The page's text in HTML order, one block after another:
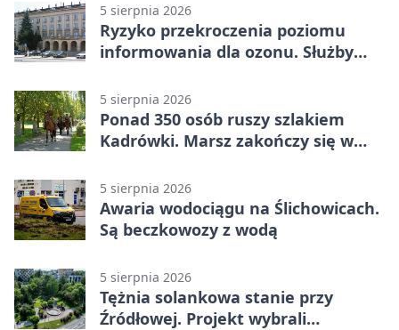
5 sierpnia 2026
Ryzyko przekroczenia poziomu
informowania dla ozonu. Służby
5 sierpnia 2026
Ponad 350 osób ruszy szlakiem
Kadrówki. Marsz zakończy się w
5 sierpnia 2026
Awaria wodociągu na Ślichowicach.
Są beczkowozy z wodą
5 sierpnia 2026
Tężnia solankowa stanie przy
Źródłowej. Projekt wybrali